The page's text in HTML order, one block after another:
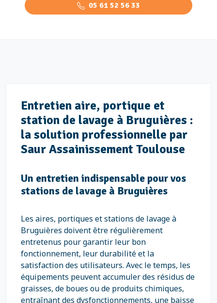
05 61 52 56 33
Entretien aire, portique et
station de lavage à Bruguières :
la solution professionnelle par
Saur Assainissement Toulouse
Un entretien indispensable pour vos
stations de lavage à Bruguières
Les aires, portiques et stations de lavage à
Bruguières doivent être régulièrement
entretenus pour garantir leur bon
fonctionnement, leur durabilité et la
satisfaction des utilisateurs. Avec le temps, les
équipements peuvent accumuler des résidus de
graisses, de boues ou de produits chimiques,
entraînant des dysfonctionnements, une baisse